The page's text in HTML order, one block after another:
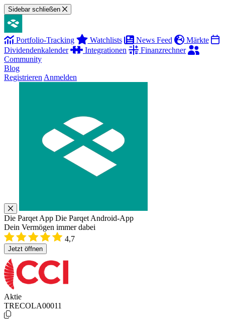
Sidebar schließen
Portfolio-Tracking Watchlists News Feed
Märkte
Dividendenkalender
Integrationen
Finanzrechner
Community
Blog
Registrieren Anmelden
Die Parqet App Die Parqet Android-App
Dein Vermögen immer dabei
4,7
Jetzt öffnen
Aktie
TRECOLA00011